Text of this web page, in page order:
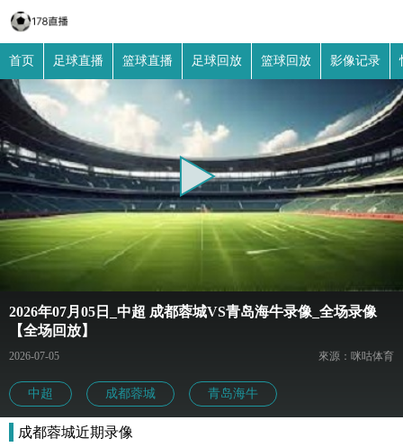
首页 足球直播 篮球直播 足球回放 篮球回放 影像记录
2026年07月05日_中超 成都蓉城VS青岛海牛录像_全场录像
【全场回放】
2026-07-05 來源：咪咕体育
中超 成都蓉城 青岛海牛
成都蓉城近期录像